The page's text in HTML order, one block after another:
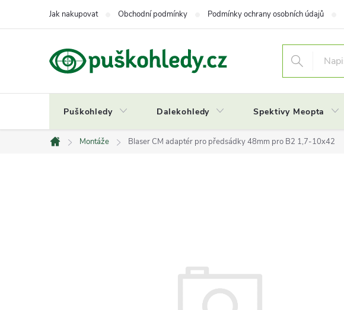
Jak nakupovat Obchodní podmínky Podmínky ochrany osobních údajů
Puškohledy Dalekohledy Spektivy Meopta
Domů
Montáže Blaser CM adaptér pro předsádky 48mm pro B2 1,7-10x42